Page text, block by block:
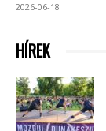
2026-06-18
HÍREK